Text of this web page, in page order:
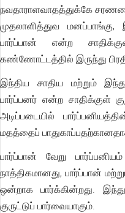
நவதாராளவாதத்துக்கே
முதலாளித்துவ
பார்ப்பான் என்ற
கண்ணோட்டத்தில் இருந்து
இந்திய சாதிய மற்றும்
பார்ப்பனர் என்ற சாதிக்குள்
அடிப்படையில்
மதத்தைப்
பார்ப்பான் வேறு
நாத்திகமானது, பார்ப்பான்
ஒன்றாக பார்க்கின்றது.
குருட்டுப் பார்வையாகும்.